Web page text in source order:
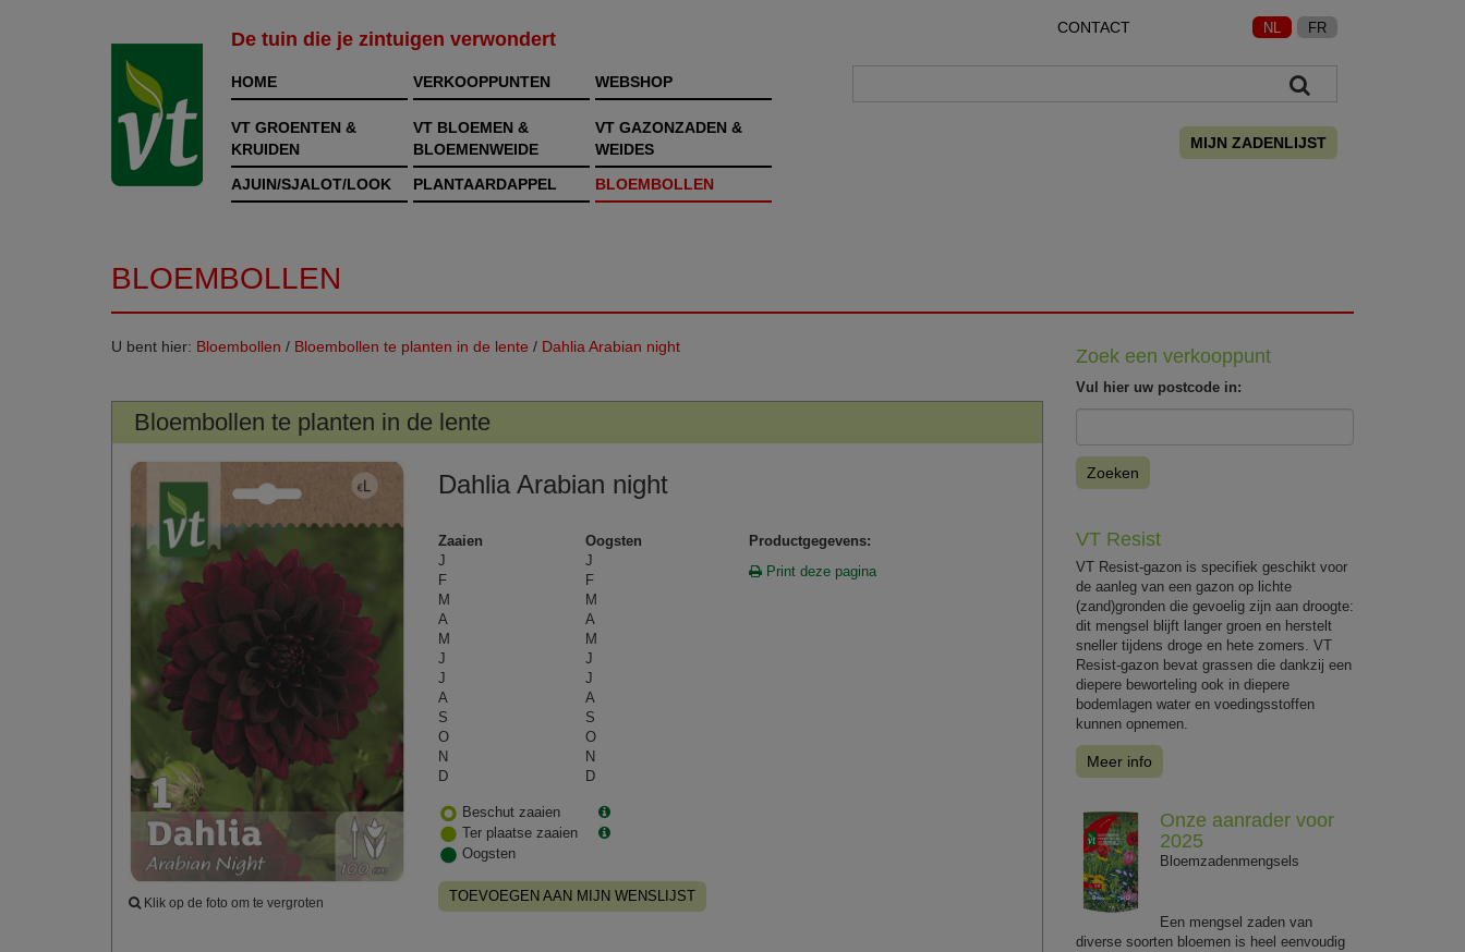
De tuin die je zintuigen verwondert
CONTACT NL FR
HOME VERKOOPPUNTEN WEBSHOP
VT GROENTEN &
KRUIDEN
VT BLOEMEN &
BLOEMENWEIDE
VT GAZONZADEN &
WEIDES
AJUIN/SJALOT/LOOK
PLANTAARDAPPEL BLOEMBOLLEN
MIJN ZADENLIJST
BLOEMBOLLEN
U bent hier: Bloembollen / Bloembollen te planten in de lente / Dahlia Arabian night
Bloembollen te planten in de lente
Klik op de foto om te vergroten
Dahlia Arabian night
Zaaien
Oogsten
J
J
F
F
M
M
A
A
M
M
J
J
J
J
A
A
S
S
O
O
N
N
D
D
Beschut zaaien
Ter plaatse zaaien
Oogsten
TOEVOEGEN AAN MIJN WENSLIJST
Productgegevens:
Print deze pagina
Zoek een verkooppunt
Vul hier uw postcode in:
Zoeken
VT Resist
VT Resist-gazon is specifiek geschikt voor
de aanleg van een gazon op lichte
(zand)gronden die gevoelig zijn aan droogte:
dit mengsel blijft langer groen en herstelt
sneller tijdens droge en hete zomers. VT
Resist-gazon bevat grassen die dankzij een
diepere beworteling ook in diepere
bodemlagen water en voedingsstoffen
kunnen opnemen.
Meer info
Onze aanrader voor
2025
Bloemzadenmengsels
Een mengsel zaden van
diverse soorten bloemen is heel eenvoudig